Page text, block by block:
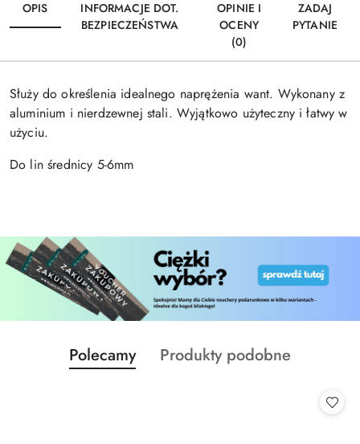
OPIS
INFORMACJE DOT.
BEZPIECZEŃSTWA
OPINIE I
OCENY
(0)
ZADAJ
PYTANIE
Służy do określenia idealnego naprężenia want. Wykonany z
aluminium i nierdzewnej stali. Wyjątkowo użyteczny i łatwy w
użyciu.
Do lin średnicy 5-6mm
Pomiń karuzelę produktów
Produkty
o
Polecamy
Produkty
Produkty podobne